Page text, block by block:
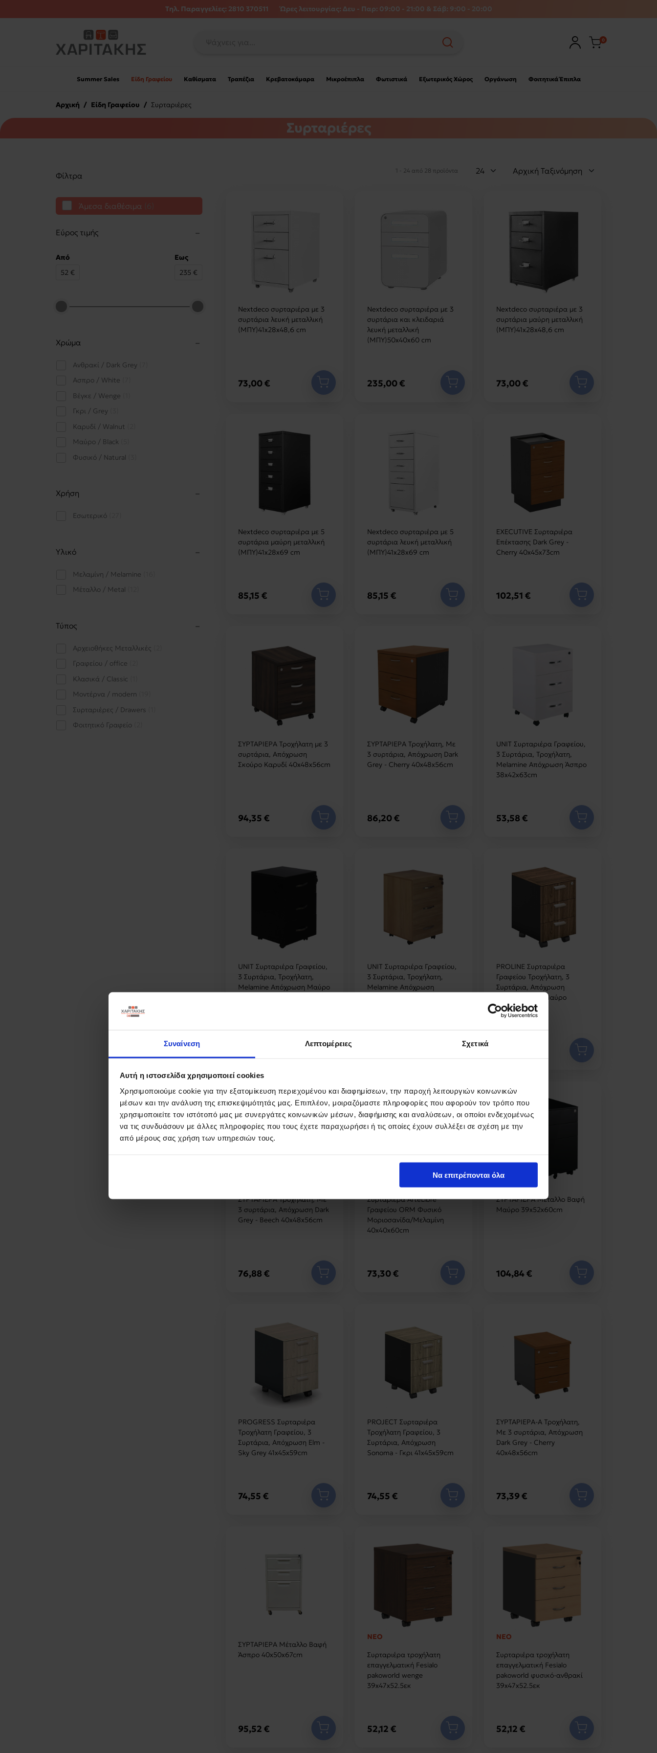
Συναίνεση Λεπτομέρειες Σχετικά
Αυτή η ιστοσελίδα χρησιμοποιεί cookies
Χρησιμοποιούμε cookie για την εξατομίκευση περιεχομένου και διαφημίσεων, την παροχή λειτουργιών κοινωνικών
μέσων και την ανάλυση της επισκεψιμότητάς μας. Επιπλέον, μοιραζόμαστε πληροφορίες που αφορούν τον τρόπο που
χρησιμοποιείτε τον ιστότοπό μας με συνεργάτες κοινωνικών μέσων, διαφήμισης και αναλύσεων, οι οποίοι ενδεχομένως
να τις συνδυάσουν με άλλες πληροφορίες που τους έχετε παραχωρήσει ή τις οποίες έχουν συλλέξει σε σχέση με την
από μέρους σας χρήση των υπηρεσιών τους.
Να επιτρέπονται όλα
Τηλ. Παραγγελίες: 2810 370511 Ώρες λειτουργίας: Δευ - Παρ: 09:00 - 21:00 & Σάβ: 9:00 - 20:00
0
Summer Sales Είδη Γραφείου Καθίσματα Τραπέζια Κρεβατοκάμαρα Μικροέπιπλα Φωτιστικά Εξωτερικός Χώρος Οργάνωση Φοιτητικά Έπιπλα
Αρχική / Είδη Γραφείου / Συρταριέρες
Συρταριέρες
Φίλτρα
Άμεσα διαθέσιμα 6
Εύρος τιμής
Από
52 €
Εως
235 €
Χρώμα
Ανθρακί / Dark Grey
Ασπρο / White
Βέγκε / Wenge
Γκρι / Grey
Καρυδί / Walnut
Μαύρο / Black
Φυσικό / Natural
Χρήση
Εσωτερικό
Υλικό
Μελαμίνη / Melamine
Μέταλλο / Metal
Τύπος
Αρχειοθήκες Μεταλλικές
Γραφείου / office
Κλασικά / Classic
Μοντέρνα / modern
Συρταριέρες / Drawers
Φοιτητικό Γραφείο
1 - 24 από 28 προϊόντα
Nextdeco συρταριέρα με 3
συρτάρια λευκή μεταλλική
(ΜΠΥ)41x28x48,6 cm
73,00 €
Nextdeco συρταριέρα με 3
συρτάρια και κλειδαριά
λευκή μεταλλική
(ΜΠΥ)50x40x60 cm
235,00 €
Nextdeco συρταριέρα με 3
συρτάρια μαύρη μεταλλική
(ΜΠΥ)41x28x48,6 cm
73,00 €
Nextdeco συρταριέρα με 5
συρτάρια μαύρη μεταλλική
(ΜΠΥ)41x28x69 cm
85,15 €
Nextdeco συρταριέρα με 5
συρτάρια λευκή μεταλλική
(ΜΠΥ)41x28x69 cm
85,15 €
EXECUTIVE Συρταριέρα
Επέκτασης Dark Grey -
Cherry 40x45x73cm
102,51 €
ΣΥΡΤΑΡΙΕΡΑ Τροχήλατη με 3
συρτάρια, Απόχρωση
Σκούρο Καρυδί 40x48x56cm
94,35 €
ΣΥΡΤΑΡΙΕΡΑ Τροχήλατη, Με
3 συρτάρια, Απόχρωση Dark
Grey - Cherry 40x48x56cm
86,20 €
UNIT Συρταριέρα Γραφείου,
3 Συρτάρια, Τροχήλατη,
Melamine Απόχρωση Άσπρο
38x42x63cm
53,58 €
UNIT Συρταριέρα Γραφείου,
3 Συρτάρια, Τροχήλατη,
Melamine Απόχρωση Μαύρο
UNIT Συρταριέρα Γραφείου,
3 Συρτάρια, Τροχήλατη,
Melamine Απόχρωση
PROLINE Συρταριέρα
Γραφείου Τροχήλατη, 3
Συρτάρια, Απόχρωση
Καρυδί Δρυς - Μαύρο
41x45x59cm
ΣΥΡΤΑΡΙΕΡΑ Τροχήλατη, Με
3 συρτάρια, Απόχρωση Dark
Grey - Beech 40x48x56cm
76,88 €
Συρταριέρα ArteLibre
Γραφείου ORM Φυσικό
Μοριοσανίδα/Μελαμίνη
40x40x60cm
73,30 €
ΣΥΡΤΑΡΙΕΡΑ Μέταλλο Βαφή
Μαύρο 39x52x60cm
104,84 €
PROGRESS Συρταριέρα
Τροχήλατη Γραφείου, 3
Συρτάρια, Απόχρωση Elm -
Sky Grey 41x45x59cm
74,55 €
PROJECT Συρταριέρα
Τροχήλατη Γραφείου, 3
Συρτάρια, Απόχρωση
Sonoma - Γκρι 41x45x59cm
74,55 €
ΣΥΡΤΑΡΙΕΡΑ-Α Τροχήλατη,
Με 3 συρτάρια, Απόχρωση
Dark Grey - Cherry
40x48x56cm
73,39 €
ΣΥΡΤΑΡΙΕΡΑ Μέταλλo Βαφή
Άσπρο 40x50x67cm
95,52 €
ΝΕΟ
Συρταριέρα τροχήλατη
επαγγελματική Fesialo
pakoworld wenge
39x47x52.5εκ
52,12 €
ΝΕΟ
Συρταριέρα τροχήλατη
επαγγελματική Fesialo
pakoworld φυσικό-ανθρακί
39x47x52.5εκ
52,12 €